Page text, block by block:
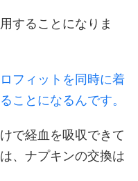
することになりま
フィットを同時に着
ことになるんです。
で経血を吸収できて
、ナプキンの交換は